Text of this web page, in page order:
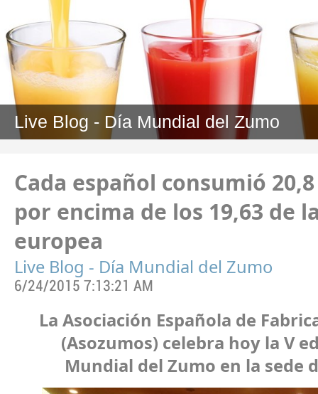
Live Blog - Día Mundial del Zumo
Cada español consumió
por encima de los 19,63 de
europea
Live Blog - Día Mundial del Zumo
6/24/2015 7:13:21 AM
La Asociación Española de
(Asozumos) celebra hoy la V
Mundial del Zumo en la sede